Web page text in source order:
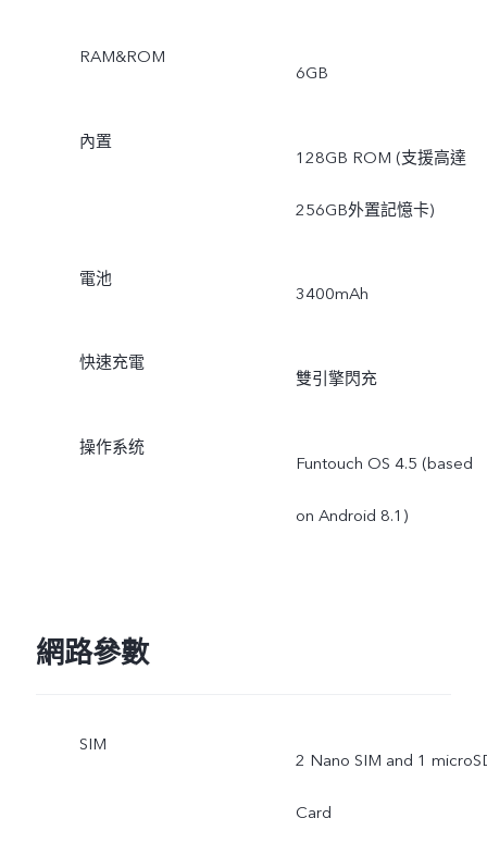
RAM&ROM
6GB
內置
128GB ROM (支援高達
256GB外置記憶卡)
電池
3400mAh
快速充電
雙引擎閃充
操作系统
Funtouch OS 4.5 (based
on Android 8.1)
網路參數
SIM
2 Nano SIM and 1
Card